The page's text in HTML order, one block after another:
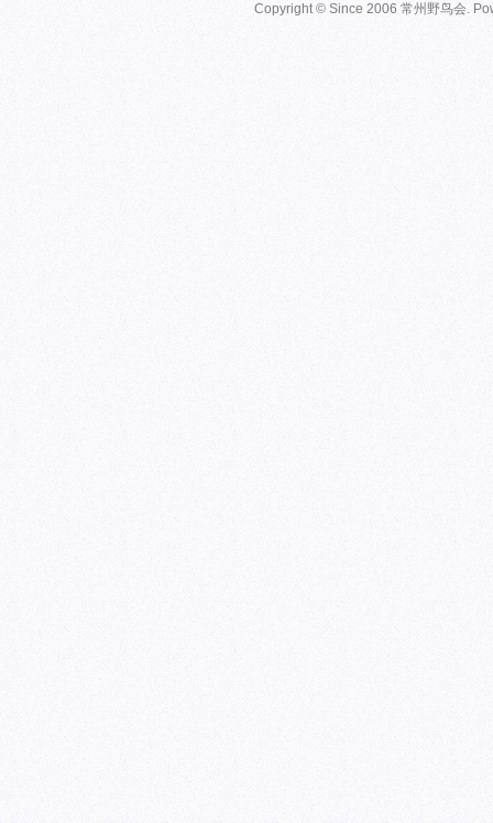
Copyright © Since 2006 常州野鸟会.